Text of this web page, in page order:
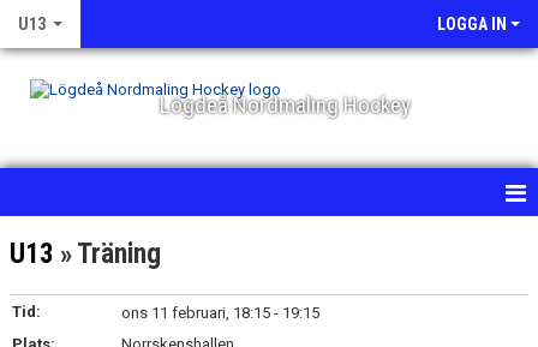
U13 LOGGA IN
Lögdeå Nordmaling Hockey
HEM
NYHETER
U13 » Träning
Tid:
ons 11 februari, 18:15 - 19:15